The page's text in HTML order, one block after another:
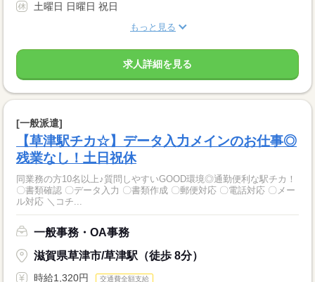
土曜日 日曜日 祝日
もっと見る
求人詳細を見る
[一般派遣]
【草津駅チカ☆】データ入力メインのお仕事◎
残業なし！土日祝休
同業務の方10名以上♪質問しやすいGOOD環境◎通勤便利な駅チカ！
〇書類確認 〇データ入力 〇書類作成 〇郵便対応 〇電話対応 〇メー
ル対応 ＼コチ...
一般事務・OA事務
滋賀県草津市/草津駅（徒歩 8分）
時給1,320円 交通費全額支給